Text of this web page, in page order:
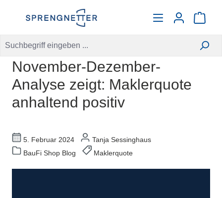
November-Dezember-
Analyse zeigt: Maklerquote
anhaltend positiv
5. Februar 2024
Tanja Sessinghaus
BauFi Shop Blog
Maklerquote